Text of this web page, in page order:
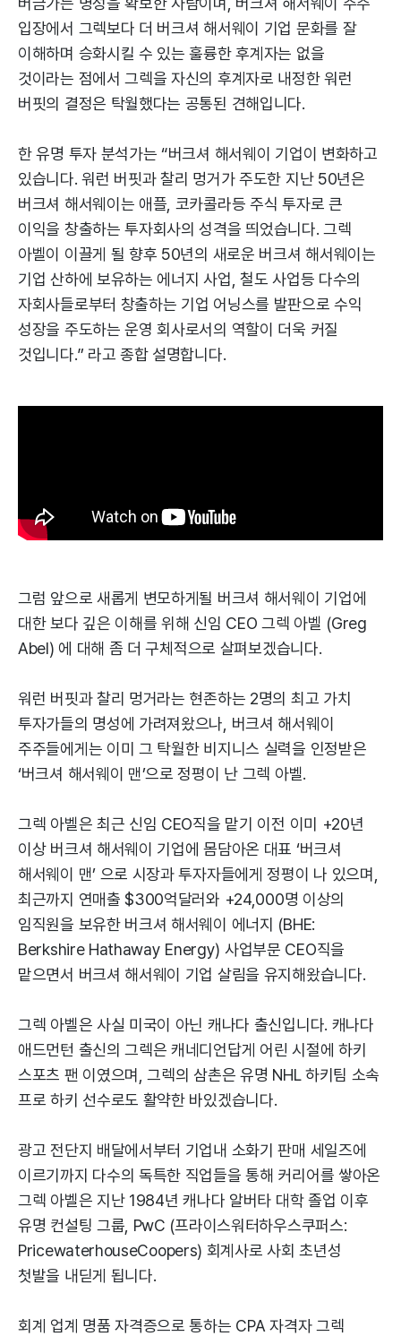
입장에서 그렉보다 더 버크셔 해서웨이 기업 문화를 잘
이해하며 승화시킬 수 있는 훌륭한 후계자는 없을
것이라는 점에서 그렉을 자신의 후계자로 내정한 워런
버핏의 결정은 탁월했다는 공통된 견해입니다.
한 유명 투자 분석가는 “버크셔 해서웨이 기업이 변화하고
있습니다. 워런 버핏과 찰리 멍거가 주도한 지난 50년은
버크셔 해서웨이는 애플, 코카콜라등 주식 투자로 큰
이익을 창출하는 투자회사의 성격을 띄었습니다. 그렉
아벨이 이끌게 될 향후 50년의 새로운 버크셔 해서웨이는
기업 산하에 보유하는 에너지 사업, 철도 사업등 다수의
자회사들로부터 창출하는 기업 어닝스를 발판으로 수익
성장을 주도하는 운영 회사로서의 역할이 더욱 커질
것입니다.” 라고 종합 설명합니다.
그럼 앞으로 새롭게 변모하게될 버크셔 해서웨이 기업에
대한 보다 깊은 이해를 위해 신임 CEO 그렉 아벨 (Greg
Abel) 에 대해 좀 더 구체적으로 살펴보겠습니다.
워런 버핏과 찰리 멍거라는 현존하는 2명의 최고 가치
투자가들의 명성에 가려져왔으나, 버크셔 해서웨이
주주들에게는 이미 그 탁월한 비지니스 실력을 인정받은
‘버크셔 해서웨이 맨’으로 정평이 난 그렉 아벨.
그렉 아벨은 최근 신임 CEO직을 맡기 이전 이미 +20년
이상 버크셔 해서웨이 기업에 몸담아온 대표 ‘버크셔
해서웨이 맨’ 으로 시장과 투자자들에게 정평이 나 있으며,
최근까지 연매출 $300억달러와 +24,000명 이상의
임직원을 보유한 버크셔 해서웨이 에너지 (BHE:
Berkshire Hathaway Energy) 사업부문 CEO직을
맡으면서 버크셔 해서웨이 기업 살림을 유지해왔습니다.
그렉 아벨은 사실 미국이 아닌 캐나다 출신입니다. 캐나다
애드먼턴 출신의 그렉은 캐네디언답게 어린 시절에 하키
스포츠 팬 이였으며, 그렉의 삼촌은 유명 NHL 하키팀 소속
프로 하키 선수로도 활약한 바있겠습니다.
광고 전단지 배달에서부터 기업내 소화기 판매 세일즈에
이르기까지 다수의 독특한 직업들을 통해 커리어를 쌓아온
그렉 아벨은 지난 1984년 캐나다 알버타 대학 졸업 이후
유명 컨설팅 그룹, PwC (프라이스워터하우스쿠퍼스:
PricewaterhouseCoopers) 회계사로 사회 초년성
첫발을 내딛게 됩니다.
회계 업계 명품 자격증으로 통하는 CPA 자격자 그렉